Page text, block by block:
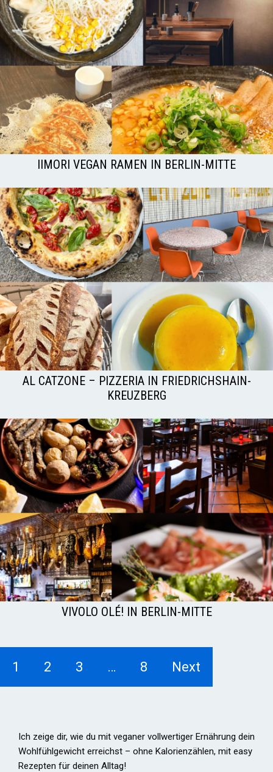
IIMORI VEGAN RAMEN IN BERLIN-MITTE
AL CATZONE – PIZZERIA IN FRIEDRICHSHAIN-
KREUZBERG
VIVOLO OLÉ! IN BERLIN-MITTE
1 2 3 … 8 Next
Ich zeige dir, wie du mit veganer vollwertiger Ernährung dein
Wohlfühlgewicht erreichst – ohne Kalorienzählen, mit easy
Rezepten für deinen Alltag!